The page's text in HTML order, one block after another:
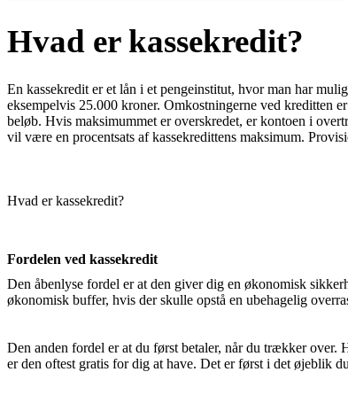
Hvad er kassekredit?
En kassekredit er et lån i et pengeinstitut, hvor man har
eksempelvis 25.000 kroner. Omkostningerne ved kreditten
beløb. Hvis maksimummet er overskredet, er kontoen i
vil være en procentsats af kassekredittens maksimum.
Hvad er kassekredit?
Fordelen ved kassekredit
Den åbenlyse fordel er at den giver dig en økonomisk
økonomisk buffer, hvis der skulle opstå en ubehagelig
Den anden fordel er at du først betaler, når du trækker
er den oftest gratis for dig at have. Det er først i det øjeblik